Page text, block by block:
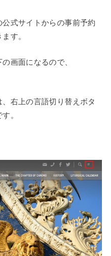
式サイトからの事前予約
す。
画面になるので、
右上の言語切り替えボタ
。